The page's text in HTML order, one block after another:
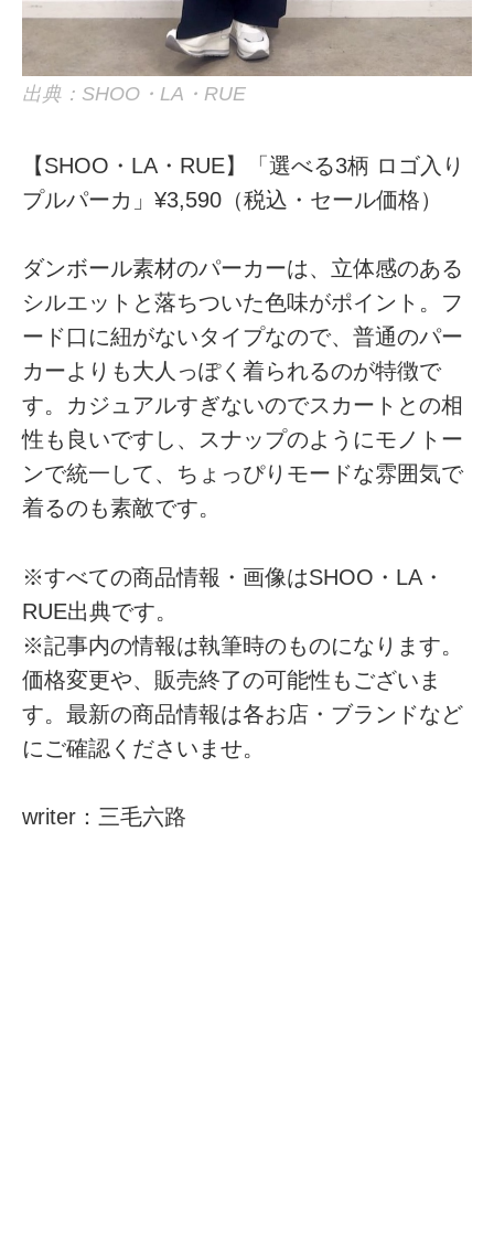
出典：SHOO・LA・RUE
【SHOO・LA・RUE】「選べる3柄 ロゴ入り
プルパーカ」¥3,590（税込・セール価格）
ダンボール素材のパーカーは、立体感のある
シルエットと落ちついた色味がポイント。フ
ード口に紐がないタイプなので、普通のパー
カーよりも大人っぽく着られるのが特徴で
す。カジュアルすぎないのでスカートとの相
性も良いですし、スナップのようにモノトー
ンで統一して、ちょっぴりモードな雰囲気で
着るのも素敵です。
※すべての商品情報・画像はSHOO・LA・
RUE出典です。
※記事内の情報は執筆時のものになります。
価格変更や、販売終了の可能性もございま
す。最新の商品情報は各お店・ブランドなど
にご確認くださいませ。
writer：三毛六路